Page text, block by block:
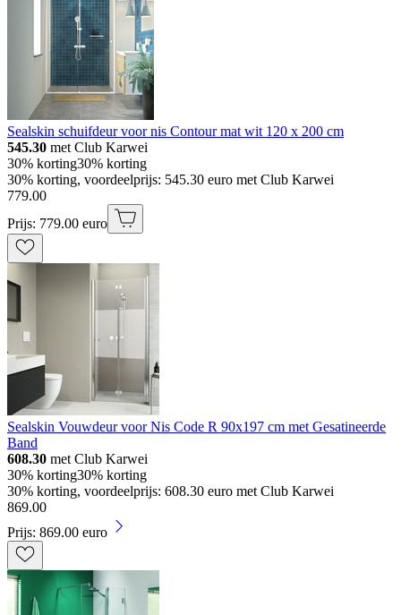
Sealskin schuifdeur voor nis Contour mat wit 120 x 200 cm
545.30 met Club Karwei
30% korting30% korting
30% korting, voordeelprijs: 545.30 euro met Club Karwei
779.00
Prijs: 779.00 euro
Sealskin Vouwdeur voor Nis Code R 90x197 cm met Gesatineerde
Band
608.30 met Club Karwei
30% korting30% korting
30% korting, voordeelprijs: 608.30 euro met Club Karwei
869.00
Prijs: 869.00 euro